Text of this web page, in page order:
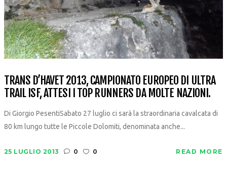
TRANS D’HAVET 2013, CAMPIONATO EUROPEO DI ULTRA
TRAIL ISF, ATTESI I TOP RUNNERS DA MOLTE NAZIONI.
Di Giorgio PesentiSabato 27 luglio ci sarà la straordinaria cavalcata di
80 km lungo tutte le Piccole Dolomiti, denominata anche...
25 LUGLIO 2013 0 0 READ MORE